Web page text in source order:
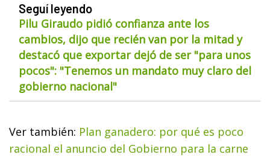
Seguí leyendo
Pilu Giraudo pidió confianza ante los
cambios, dijo que recién van por la mitad y
destacó que exportar dejó de ser "para unos
pocos": "Tenemos un mandato muy claro del
gobierno nacional"
Ver también: Plan ganadero: por qué es poco
racional el anuncio del Gobierno para la carne